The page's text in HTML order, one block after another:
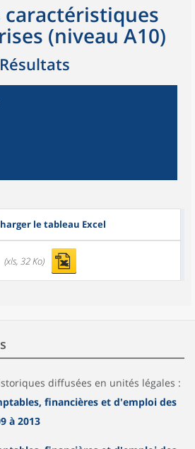
caractéristiques
(niveau A10)
le tableau Excel
(xls, 32 Ko)
diffusées en unités légales :
financières et d'emploi des
à 2013